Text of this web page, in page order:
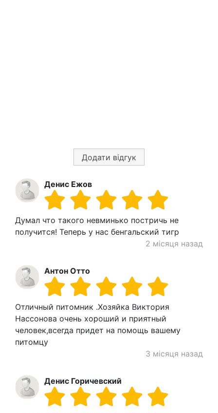
Додати відгук
Денис Ежов
Думал что такого невминько постричь не
получится! Теперь у нас бенгальский тигр
2 місяця назад
Антон Отто
Отличный питомник .Хозяйка Виктория
Нассонова очень хороший и приятный
человек,всегда придет на помощь вашему
питомцу
3 місяця назад
Денис Горичевский